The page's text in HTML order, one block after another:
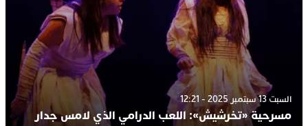
السبت 13 سبتمبر 2025 - 12:21
مسرحية «تخرشيش»: اللعب الدرامي الذي لامس جدار